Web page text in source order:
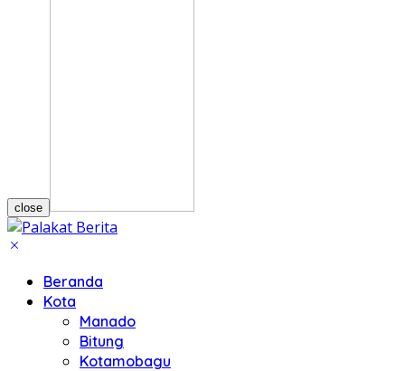
close
Beranda
Kota
Manado
Bitung
Kotamobagu